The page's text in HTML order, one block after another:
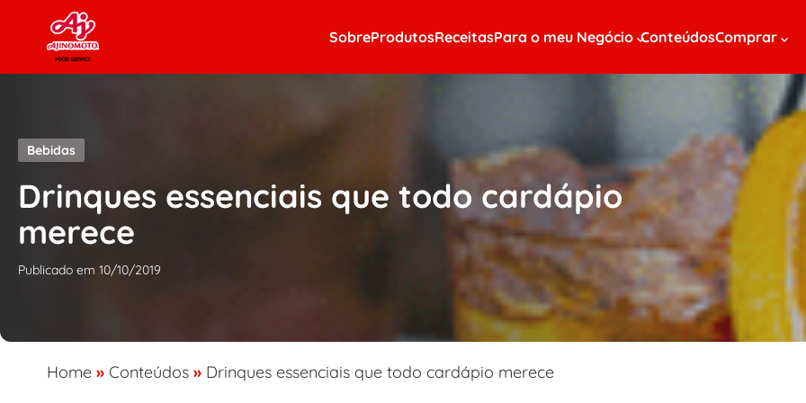
Skip to content
SobreProdutosReceitasPara o meu Negócio ConteúdosComprar
Bebidas
Drinques essenciais que todo cardápio
merece
Publicado em 10/10/2019
Home » Conteúdos » Drinques essenciais que todo cardápio merece